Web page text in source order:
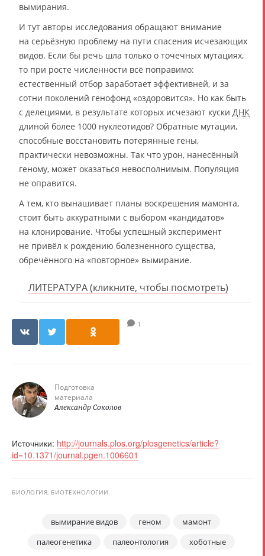
вымирания.
И тут авторы исследования обращают внимание
на серьёзную проблему на пути спасения исчезающих
видов. Если бы речь шла только о точечных мутациях,
то при росте численности всё поправимо:
естественный отбор заработает эффективней, и за
сотни поколений генофонд «оздоровится». Но как быть
с делециями, в результате которых исчезают куски ДНК
длиной более 1000 нуклеотидов? Обратные мутации,
способные восстановить потерянные гены,
практически невозможны. Так что урон, нанесённый
геному, может оказаться невосполнимым. Популяция
не оправится.
А тем, кто вынашивает планы воскрешения мамонта,
стоит быть аккуратными с выбором «кандидатов»
на клонирование. Чтобы успешный эксперимент
не привёл к рождению болезненного существа,
обречённого на «повторное» вымирание.
ЛИТЕРАТУРА (кликните, чтобы посмотреть)
1
Подготовка
материала
Александр Соколов
Источники: http://journals.plos.org/plosgenetics/article?
id=10.1371/journal.pgen.1006601
БИОЛОГИЯ, БИОТЕХНОЛОГИИ
вымирание видов геном
мамонт
палеогенетика
палеонтология хоботные